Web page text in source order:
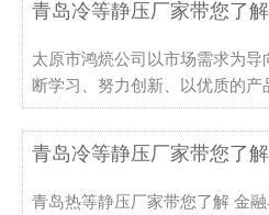
青岛冷等静压厂家带您了解【设备情报站】获得多项专利技术的冷等静压
太原市鸿煷公司以市场需求为
断学习、努力创新、以优质的
户的支持与厚爱。
青岛冷等静压厂家带您了解斯瑞新材申请热等静压近净成型专利，提高燃烧室内壁材料性能为追刘德华逼父跳海
青岛热等静压厂家带您了解 金